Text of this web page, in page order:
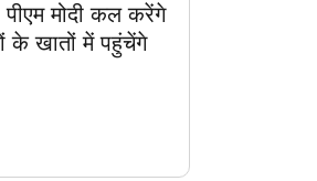
मोदी कल करेंगे
के खातों में पहुंचेंगे